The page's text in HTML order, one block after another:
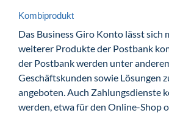
Kombiprodukt
Das Business Giro Konto lässt sich
weiterer Produkte der Postbank
der Postbank werden unter
Geschäftskunden sowie Lösungen
angeboten. Auch Zahlungsdienste
werden, etwa für den Online-Shop